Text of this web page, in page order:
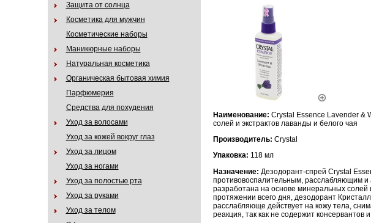
Защита от солнца
Косметика для мужчин
Косметические наборы
Маникюрные наборы
Натуральная косметика
Органическая бытовая химия
Парфюмерия
Средства для похудения
Уход за волосами
Уход за кожей вокруг глаз
Уход за лицом
Уход за ногами
Уход за полостью рта
Уход за руками
Уход за телом
Наименование: Crystal Essence Lavender &
солей и экстрактов лаванды и белого чая
Производитель: Crystal
Упаковка: 118 мл
Назначение: Дезодорант-спрей Crystal
противовоспалительным, расслабляющим
разработана на основе минеральных солей
протяжении всего дня, дезодорант
расслабляюще действует на кожу тела,
реакция, так как не содержит